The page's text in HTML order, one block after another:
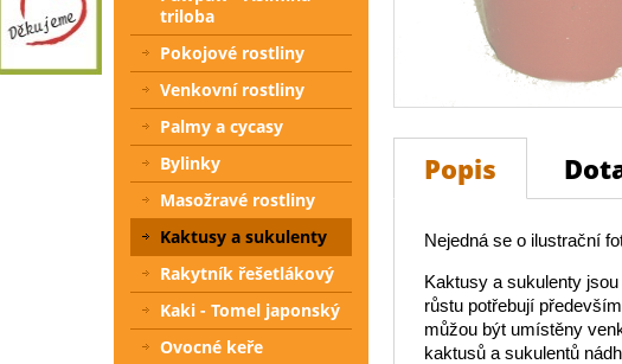
Popis
Nejedná se o ilustrační
Kaktusy a sukulenty
růstu potřebují
můžou být umístěny
kaktusů a sukulentů
triloba
Pokojové rostliny
Venkovní rostliny
Palmy a cycasy
Bylinky
Masožravé rostliny
Kaktusy a sukulenty
Rakytník řešetlákový
Kaki - Tomel japonský
Ovocné keře